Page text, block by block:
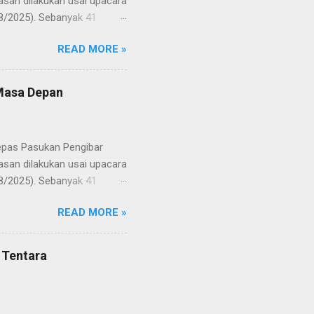
2025). Sebanyak 41
menuntaskan
kebangsaan yang
rasa bangga dan
pelatih, serta para
READ MORE »
Depan
Pasukan Pengibar
dilakukan usai upacara
2025). Sebanyak 41
menuntaskan
kebangsaan yang
rasa bangga dan
pelatih, serta para
generasi penerus
READ MORE »